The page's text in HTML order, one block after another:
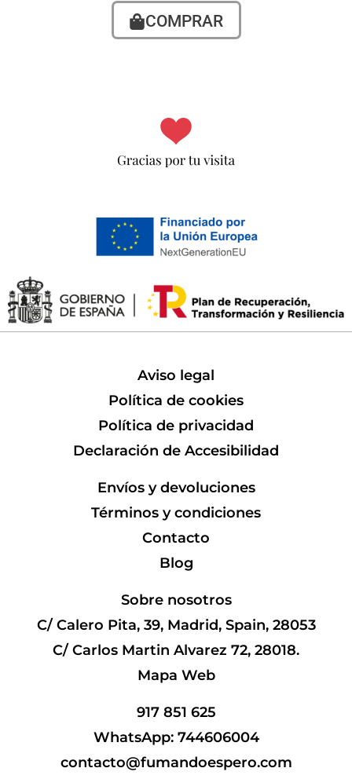
COMPRAR
Aviso legal
Política de cookies
Política de privacidad
Declaración de Accesibilidad
Envíos y devoluciones
Términos y condiciones
Contacto
Blog
Sobre nosotros
C/ Calero Pita, 39, Madrid, Spain, 28053
C/ Carlos Martin Alvarez 72, 28018.
Mapa Web
917 851 625
WhatsApp: 744606004
contacto@fumandoespero.com